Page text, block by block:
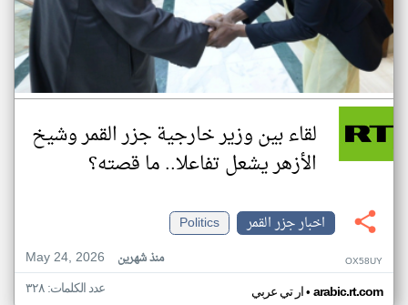
لقاء بين وزير خارجية جزر القمر وشيخ
الأزهر يشعل تفاعلا.. ما قصته؟
اخبار جزر القمر
Politics
May 24, 2026
منذ شهرين OX58UY
ار تي عربي• arabic.rt.com عدد الكلمات: ٣٢٨